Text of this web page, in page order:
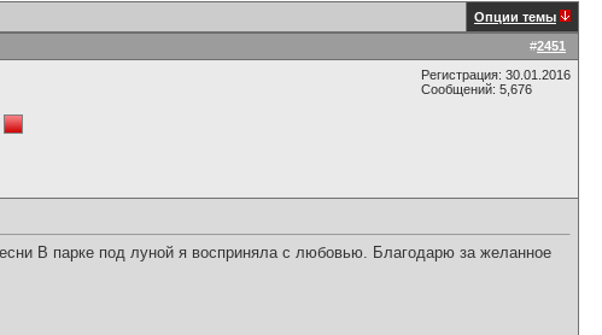
Опции темы
#2451
Регистрация: 30.01.2016
Сообщений: 5,676
В парке под луной я восприняла с любовью. Благодарю за желанное